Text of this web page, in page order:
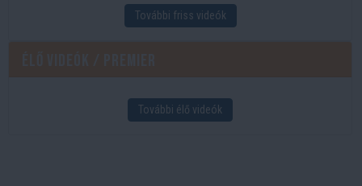
További friss videók
További élő videók